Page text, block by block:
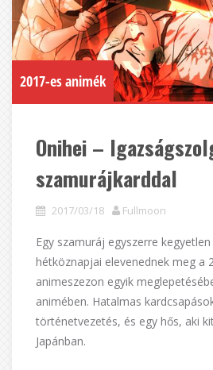
2017-es animék
Onihei –
szamurájkarddal
2017/03/18 Fullmoon
Egy szamuráj egyszerre
hétköznapjai elevenednek meg a
animeszezon egyik
animében. Hatalmas
történetvezetés, és egy hős, aki
Japánban.